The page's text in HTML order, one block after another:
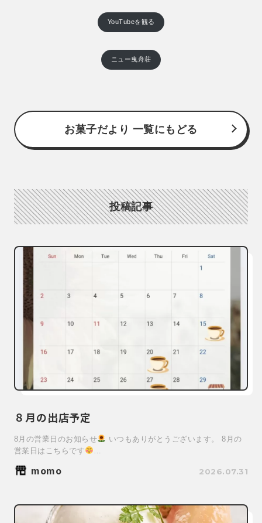
YouTubeを観る
ニュー曳舟荘
お菓子だより 一覧にもどる
投稿記事
８月の出店予定
8月の営業日のお知らせ
いつもありがとうございます。 8月の
営業日はこちらです
momo 2026.07.31